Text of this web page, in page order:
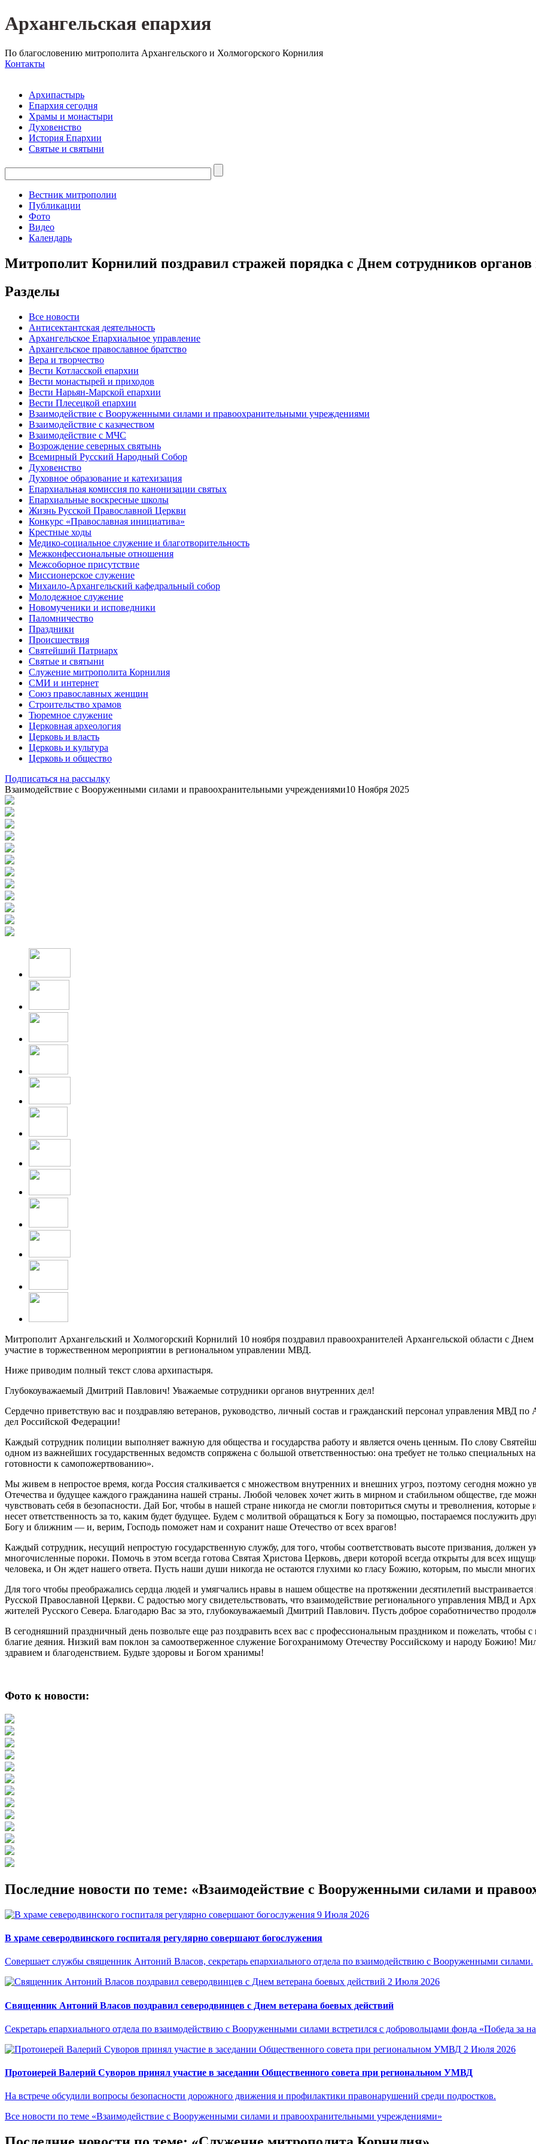
Архангельская епархия
По благословению митрополита Архангельского и Холмогорского Корнилия
Контакты
Архипастырь
Епархия сегодня
Храмы и монастыри
Духовенство
История Епархии
Святые и святыни
Вестник митрополии
Публикации
Фото
Видео
Календарь
Митрополит Корнилий поздравил стражей порядка с Днем сотрудников органов
Разделы
Все новости
Антисектантская деятельность
Архангельское Епархиальное управление
Архангельское православное братство
Вера и творчество
Вести Котласской епархии
Вести монастырей и приходов
Вести Нарьян-Марской епархии
Вести Плесецкой епархии
Взаимодействие с Вооруженными силами и правоохранительными учреждениями
Взаимодействие с казачеством
Взаимодействие с МЧС
Возрождение северных святынь
Всемирный Русский Народный Собор
Духовенство
Духовное образование и катехизация
Епархиальная комиссия по канонизации святых
Епархиальные воскресные школы
Жизнь Русской Православной Церкви
Конкурс «Православная инициатива»
Крестные ходы
Медико-социальное служение и благотворительность
Межконфессиональные отношения
Межсоборное присутствие
Миссионерское служение
Михаило-Архангельский кафедральный собор
Молодежное служение
Новомученики и исповедники
Паломничество
Праздники
Происшествия
Святейший Патриарх
Святые и святыни
Служение митрополита Корнилия
СМИ и интернет
Союз православных женщин
Строительство храмов
Тюремное служение
Церковная археология
Церковь и власть
Церковь и культура
Церковь и общество
Подписаться на рассылку
Взаимодействие с Вооруженными силами и правоохранительными учреждениями10 Ноября 2025
Митрополит Архангельский и Холмогорский Корнилий 10 ноября поздравил правоохранителей Архангельской области с
участие в торжественном мероприятии в региональном управлении МВД.
Ниже приводим полный текст слова архипастыря.
Глубокоуважаемый Дмитрий Павлович! Уважаемые сотрудники органов внутренних дел!
Сердечно приветствую вас и поздравляю ветеранов, руководство, личный состав и гражданский персонал управления МВД по
дел Российской Федерации!
Каждый сотрудник полиции выполняет важную для общества и государства работу и является очень ценным. По слову
одном из важнейших государственных ведомств сопряжена с большой ответственностью: она требует не только специальных
готовности к самопожертвованию».
Мы живем в непростое время, когда Россия сталкивается с множеством внутренних и внешних угроз, поэтому сегодня можно
Отечества и будущее каждого гражданина нашей страны. Любой человек хочет жить в мирном и стабильном обществе, где
чувствовать себя в безопасности. Дай Бог, чтобы в нашей стране никогда не смогли повториться смуты и треволнения,
несет ответственность за то, каким будет будущее. Будем с молитвой обращаться к Богу за помощью, постараемся послужить
Богу и ближним — и, верим, Господь поможет нам и сохранит наше Отечество от всех врагов!
Каждый сотрудник, несущий непростую государственную службу, для того, чтобы соответствовать высоте призвания, должен
многочисленные пороки. Помочь в этом всегда готова Святая Христова Церковь, двери которой всегда открыты для всех
человека, и Он ждет нашего ответа. Пусть наши души никогда не остаются глухими ко гласу Божию, которым, по мысли
Для того чтобы преображались сердца людей и умягчались нравы в нашем обществе на протяжении десятилетий
Русской Православной Церкви. С радостью могу свидетельствовать, что взаимодействие регионального управления МВД и
жителей Русского Севера. Благодарю Вас за это, глубокоуважаемый Дмитрий Павлович. Пусть доброе соработничество
В сегодняшний праздничный день позвольте еще раз поздравить всех вас с профессиональным праздником и пожелать, чтобы
благие деяния. Низкий вам поклон за самоотверженное служение Богохранимому Отечеству Российскому и народу Божию!
здравием и благоденствием. Будьте здоровы и Богом хранимы!
Фото к новости:
Последние новости по теме: «Взаимодействие с Вооруженными силами и
9 Июля 2026
В храме северодвинского госпиталя регулярно совершают богослужения
Совершает службы священник Антоний Власов, секретарь епархиального отдела по взаимодействию с Вооруженными силами.
2 Июля 2026
Священник Антоний Власов поздравил северодвинцев с Днем ветерана боевых действий
Секретарь епархиального отдела по взаимодействию с Вооруженными силами встретился с добровольцами фонда «Победа за
2 Июля 2026
Протоиерей Валерий Суворов принял участие в заседании Общественного совета при региональном УМВД
На встрече обсудили вопросы безопасности дорожного движения и профилактики правонарушений среди подростков.
Все новости по теме «Взаимодействие с Вооруженными силами и правоохранительными учреждениями»